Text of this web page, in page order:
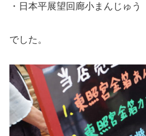
・日本平展望回廊小まんじゅう
でした。